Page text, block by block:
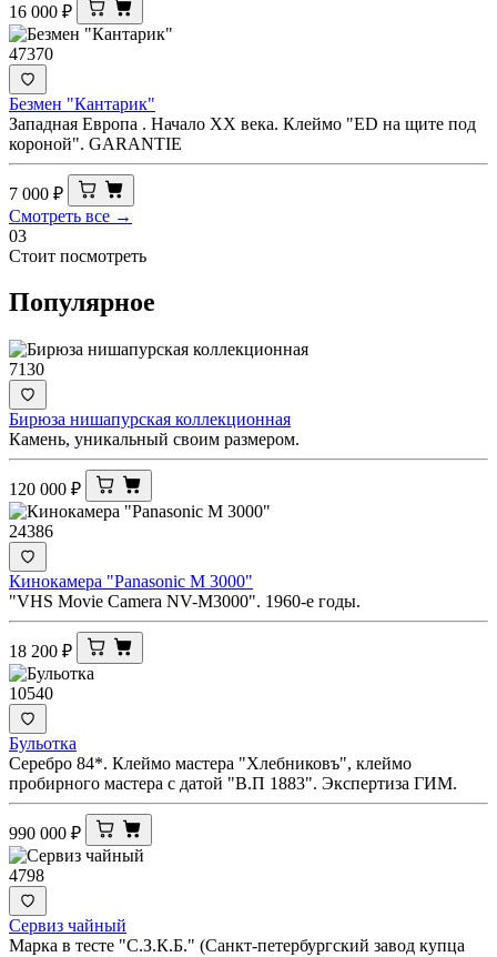
16 000 ₽
47370
Безмен "Кантарик"
Западная Европа . Начало ХХ века. Клеймо "ED на щите под
короной". GARANTIE
7 000 ₽
Смотреть все →
03
Стоит посмотреть
Популярное
7130
Бирюза нишапурская коллекционная
Камень, уникальный своим размером.
120 000 ₽
24386
Кинокамера "Panasonic M 3000"
"VHS Movie Camera NV-M3000". 1960-е годы.
18 200 ₽
10540
Бульотка
Серебро 84*. Клеймо мастера "Хлебниковъ", клеймо
пробирного мастера с датой "В.П 1883". Экспертиза ГИМ.
990 000 ₽
4798
Сервиз чайный
Марка в тесте "С.З.К.Б." (Санкт-петербургский завод купца